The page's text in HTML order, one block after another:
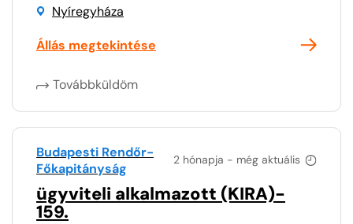
Nyíregyháza
Állás megtekintése
Továbbküldöm
2 hónapja - még aktuális
Budapesti Rendőr-
Főkapitányság
ügyviteli alkalmazott (KIRA)-
159.